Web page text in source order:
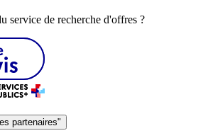
service de recherche d'offres ?
partenaires"